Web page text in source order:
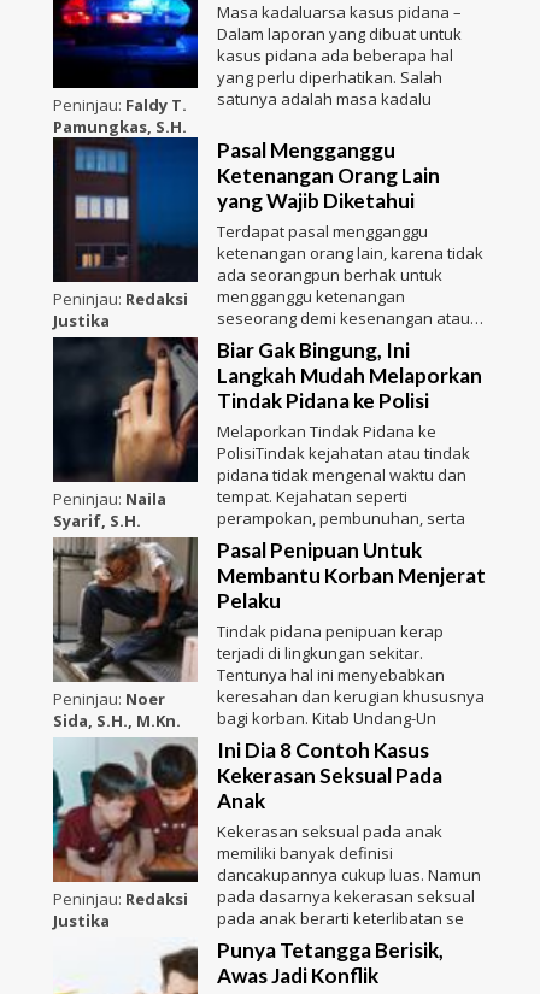
Peninjau: Faldy T.
Pamungkas, S.H.
Masa kadaluarsa kasus pidana –
Dalam laporan yang dibuat untuk
kasus pidana ada beberapa hal
yang perlu diperhatikan. Salah
satunya adalah masa kadalu
Peninjau: Redaksi
Justika
Pasal Mengganggu
Ketenangan Orang Lain
yang Wajib Diketahui
Terdapat pasal mengganggu
ketenangan orang lain, karena tidak
ada seorangpun berhak untuk
mengganggu ketenangan
seseorang demi kesenangan atau
kepenti
Peninjau: Naila
Syarif, S.H.
Biar Gak Bingung, Ini
Langkah Mudah Melaporkan
Tindak Pidana ke Polisi
Melaporkan Tindak Pidana ke
PolisiTindak kejahatan atau tindak
pidana tidak mengenal waktu dan
tempat. Kejahatan seperti
perampokan, pembunuhan, serta
Peninjau: Noer
Sida, S.H., M.Kn.
Pasal Penipuan Untuk
Membantu Korban Menjerat
Pelaku
Tindak pidana penipuan kerap
terjadi di lingkungan sekitar.
Tentunya hal ini menyebabkan
keresahan dan kerugian khususnya
bagi korban. Kitab Undang-Un
Peninjau: Redaksi
Justika
Ini Dia 8 Contoh Kasus
Kekerasan Seksual Pada
Anak
Kekerasan seksual pada anak
memiliki banyak definisi
dancakupannya cukup luas. Namun
pada dasarnya kekerasan seksual
pada anak berarti keterlibatan se
Punya Tetangga Berisik,
Awas Jadi Konflik